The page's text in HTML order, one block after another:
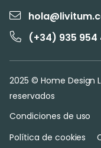
(+34) 935 954
2025 © Home Design
reservados
Condiciones de uso
Política de cookies